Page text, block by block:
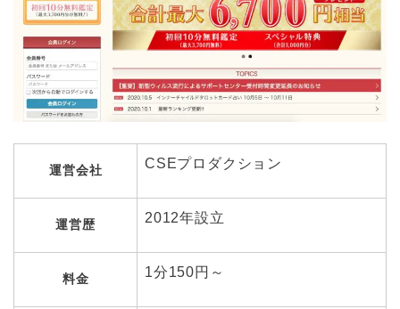
運営会社 CSEプロダクション
運営歴 2012年設立
料金 1分150円～